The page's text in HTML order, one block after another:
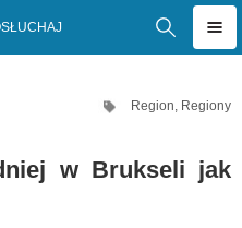
Region, Regiony
w Brukseli jak